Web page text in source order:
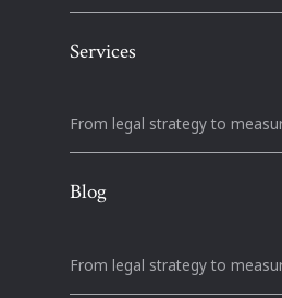
Services
From legal strategy to
Blog
From legal strategy to